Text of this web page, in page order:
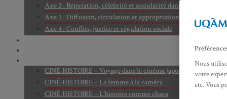
Axe 2 : Réputation, célébrité et popularité dans l’espace public
Axe 3 : Diffusion, circulation et appropriation des savoirs
Axe 4 : Conflits, justice et régulation sociale
CINÉ-HISTOIRE – Voyage dans le cinéma japonais
CINÉ-HISTOIRE – La femme à la caméra
CINÉ-HISTOIRE – L’histoire comme chaos
Nous
votre
etc. Vous